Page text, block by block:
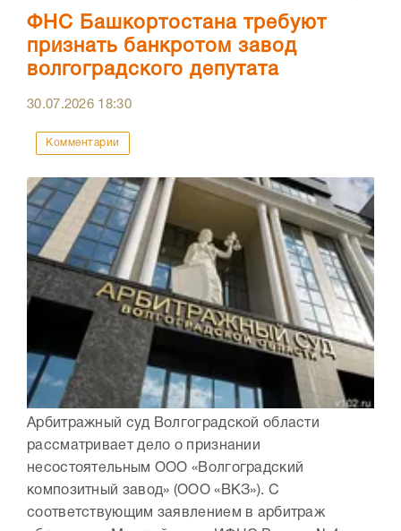
ФНС Башкортостана требуют
признать банкротом завод
волгоградского депутата
30.07.2026 18:30
Комментарии
Арбитражный суд Волгоградской области
рассматривает дело о признании
несостоятельным ООО «Волгоградский
композитный завод» (ООО «ВКЗ»). С
соответствующим заявлением в арбитраж